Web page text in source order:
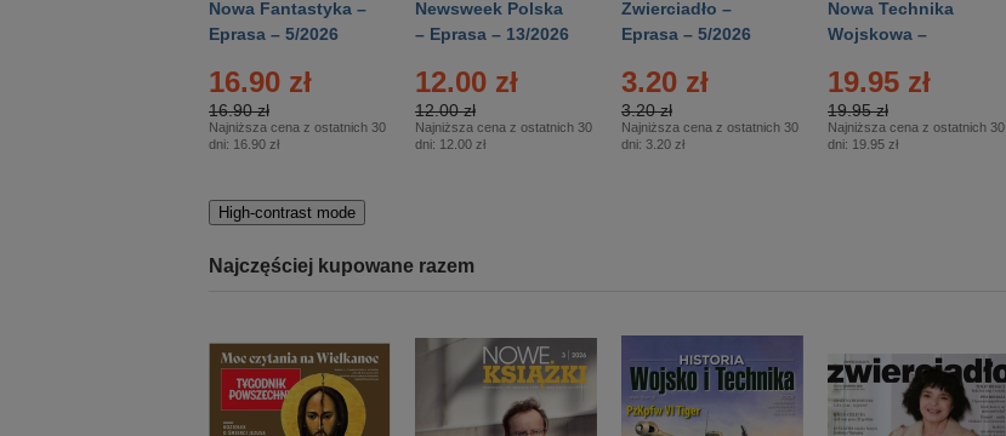
Nowa Fantastyka –
Eprasa – 5/2026
16.90 zł
16.90 zł
Najniższa cena z ostatnich 30
dni: 16.90 zł
Newsweek Polska
– Eprasa – 13/2026
12.00 zł
12.00 zł
Najniższa cena z ostatnich 30
dni: 12.00 zł
Zwierciadło –
Eprasa – 5/2026
3.20 zł
3.20 zł
Najniższa cena z ostatnich 30
dni: 3.20 zł
Nowa Technika
Wojskowa –
19.95 zł
19.95 zł
Najniższa cena z ostatnich 30
dni: 19.95 zł
High-contrast mode
Najczęściej kupowane razem